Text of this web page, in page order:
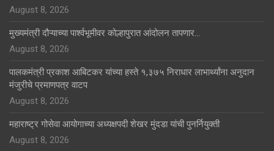
August 8, 2026
मुख्यमंत्री दौऱ्याच्या पार्श्वभूमीवर कोल्हापुरात आंदोलन तापणार…
August 8, 2026
पालकमंत्री प्रकाश आबिटकर यांच्या हस्ते १,३७५ निराधार लाभार्थ्यांना अनुदान
मंजुरीचे प्रमाणपत्र वाटप
August 8, 2026
महाराष्ट्र गोसेवा आयोगाच्या अध्यक्षपदी शेखर मुंदडा यांची पुनर्नियुक्ती
August 8, 2026